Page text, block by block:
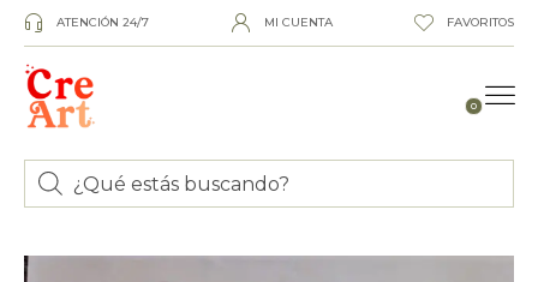
ATENCIÓN 24/7 MI CUENTA FAVORITOS
0